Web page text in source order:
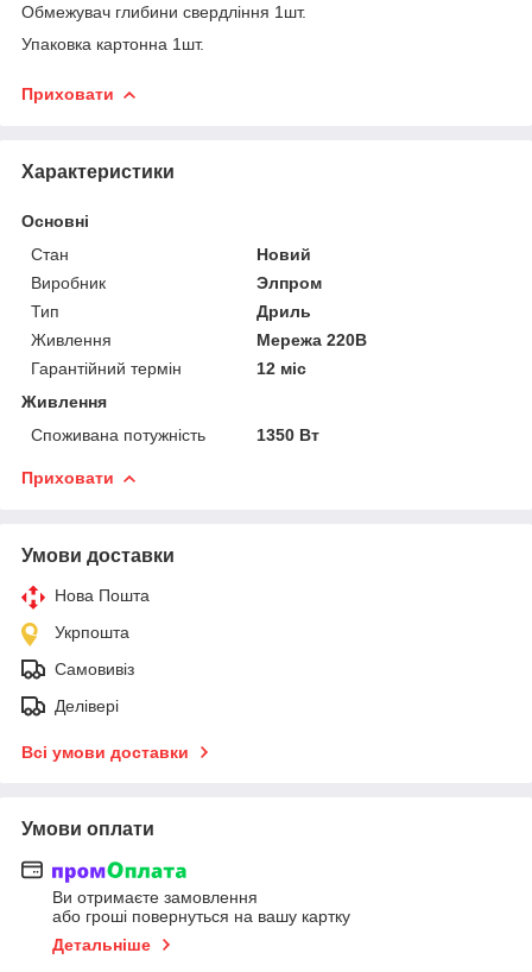
Обмежувач глибини свердління 1шт.
Упаковка картонна 1шт.
Приховати
Характеристики
Основні
Стан
Новий
Виробник
Элпром
Тип
Дриль
Живлення
Мережа 220В
Гарантійний термін
12 міс
Живлення
Споживана потужність
1350 Вт
Приховати
Умови доставки
Нова Пошта
Укрпошта
Самовивіз
Делівері
Всі умови доставки
Умови оплати
Ви отримаєте замовлення
або гроші повернуться на вашу картку
Детальніше